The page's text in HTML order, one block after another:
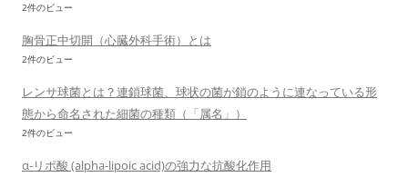
2件のビュー
胸骨正中切開（心臓外科手術）とは
2件のビュー
レンサ球菌とは？連鎖球菌、球状の菌が鎖のように連なっている形
態から命名された細菌の種類（「属名」）
2件のビュー
α-リポ酸 (alpha-lipoic acid)の強力な抗酸化作用